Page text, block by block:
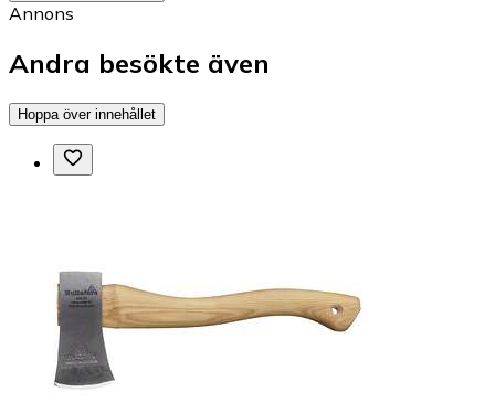
Annons
Andra besökte även
Hoppa över innehållet